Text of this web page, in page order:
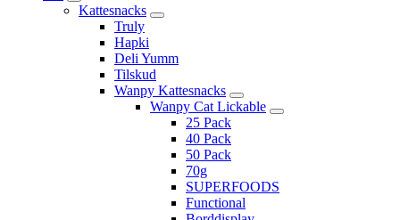
Kattesnacks
Truly
Hapki
Deli Yumm
Tilskud
Wanpy Kattesnacks
Wanpy Cat Lickable
25 Pack
40 Pack
50 Pack
70g
SUPERFOODS
Functional